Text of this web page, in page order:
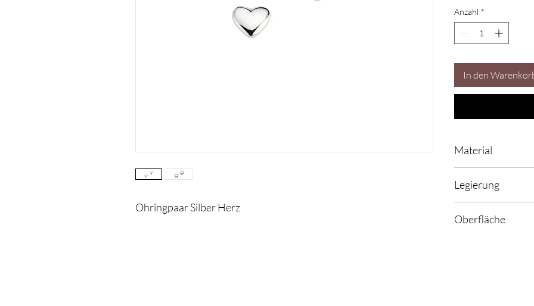
Ohringpaar Silber Herz
Anzahl *
In den
Material
Legierung
Oberfläche